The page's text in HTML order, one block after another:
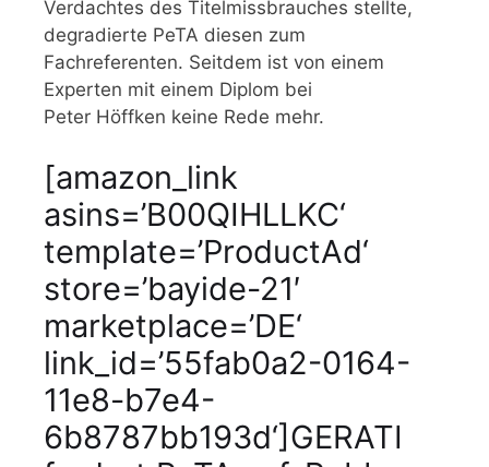
Verdachtes des Titelmissbrauches stellte,
degradierte PeTA diesen zum
Fachreferenten. Seitdem ist von einem
Experten mit einem Diplom bei
Peter Höffken keine Rede mehr.
[amazon_link
asins=’B00QIHLLKC‘
template=’ProductAd‘
store=’bayide-21′
marketplace=’DE‘
link_id=’55fab0a2-0164-
11e8-b7e4-
6b8787bb193d‘]GERATI